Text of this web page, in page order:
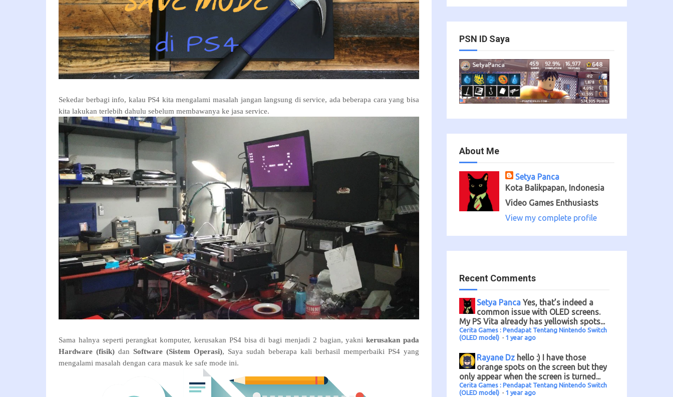
Sekedar berbagi info, kalau PS4 kita mengalami masalah jangan langsung di service, ada beberapa cara yang bisa
kita lakukan terlebih dahulu sebelum membawanya ke jasa service.
Sama halnya seperti perangkat komputer, kerusakan PS4 bisa di bagi menjadi 2 bagian, yaknikerusakan pada
Hardware (fisik) dan Software (Sistem Operasi), Saya sudah beberapa kali berhasil memperbaiki PS4 yang
mengalami masalah dengan cara masuk ke safe mode ini.
PSN ID Saya
About Me
Setya Panca
Kota Balikpapan, Indonesia
Video Games Enthusiasts
View my complete profile
Recent Comments
Setya Panca Yes, that’s indeed a
common issue with OLED screens.
My PS Vita already has yellowish spots...
Cerita Games : Pendapat Tentang Nintendo Switch
(OLED model) · 1 year ago
Rayane Dz hello :) I have those
orange spots on the screen but they
only appear when the screen is turned...
Cerita Games : Pendapat Tentang Nintendo Switch
(OLED model) · 1 year ago